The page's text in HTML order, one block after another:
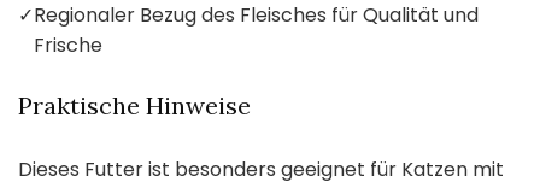
✓Regionaler Bezug des Fleisches für Qualität und
Frische
Praktische Hinweise
Dieses Futter ist besonders geeignet für Katzen mit